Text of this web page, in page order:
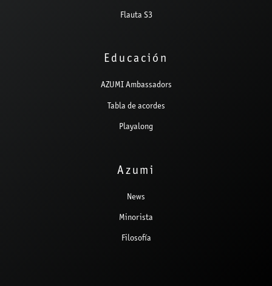
Flauta S3
Educación
AZUMI Ambassadors
Tabla de acordes
Playalong
Azumi
News
Minorista
Filosofía